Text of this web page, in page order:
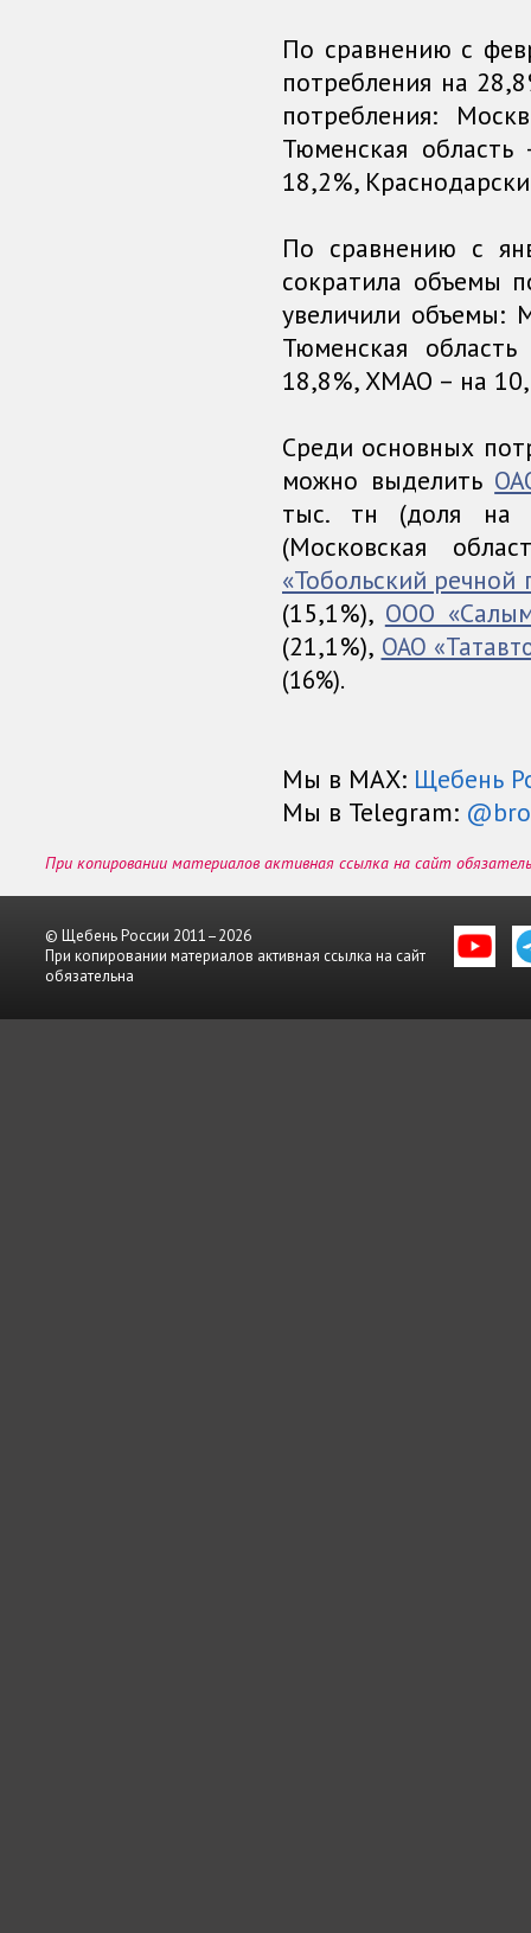
По сравнению с
потребления на
потребления:
Тюменская
18,2%,
По сравнению с
сократила объемы
увеличили объемы:
Тюменская
18,8%, ХМАО – на
Среди основных
можно выделить
тыс. тн (доля на
(Московская
«Тобольский речной
(15,1%), ООО
(21,1%), ОАО
(16%).
Мы в МАХ: Щебень
Мы в Telegram:
При копировании материалов активная ссылка на сайт
© Щебень России 2011–2026
При копировании материалов активная ссылка на сайт
обязательна